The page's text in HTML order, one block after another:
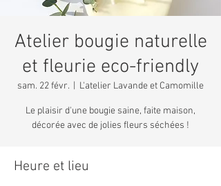
Atelier bougie naturelle
et fleurie eco-friendly
sam. 22 févr. L'atelier Lavande et Camomille
Le plaisir d'une bougie saine, faite maison,
décorée avec de jolies fleurs séchées !
Heure et lieu